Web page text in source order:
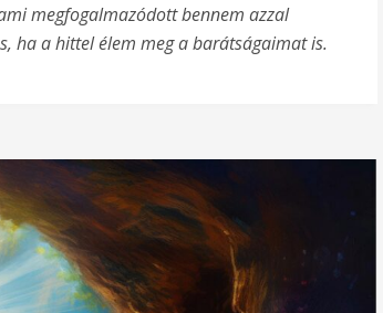
megfogalmazódott bennem azzal
ha a hittel élem meg a barátságaimat is.